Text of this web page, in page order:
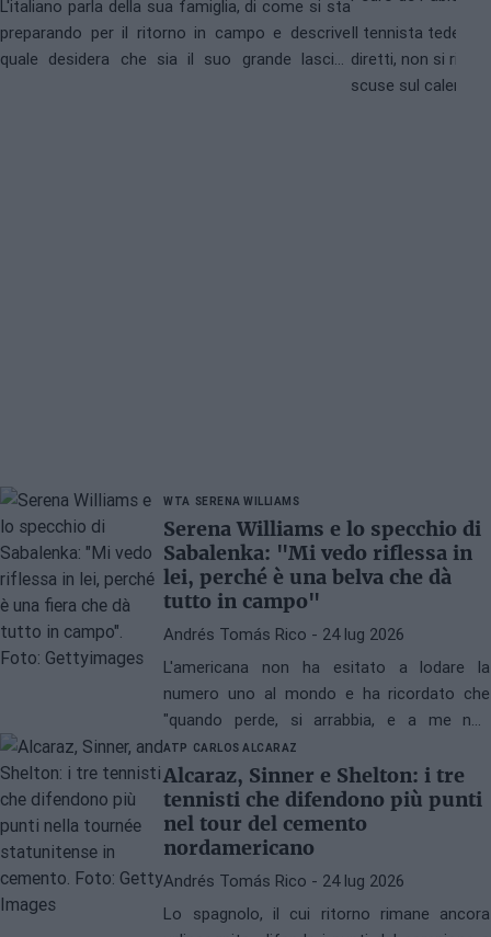
L'italiano parla della sua famiglia, di come si sta
preparando per il ritorno in campo e descrive
quale desidera che sia il suo grande lascito
Il tennista
diretti, non si ritira
scuse sul
WTA SERENA WILLIAMS
Serena Williams e lo specchio di
Sabalenka: "Mi vedo riflessa in
lei, perché è una belva che dà
tutto in campo"
Andrés Tomás Rico - 24 lug 2026
L'americana non ha esitato a lodare la
numero uno al mondo e ha ricordato che
"quando perde, si arrabbia, e a me non
permettevano di esprimere la mia rabbia
quando giocavo, ma mi piace che a lei lo
permettano".
ATP CARLOS ALCARAZ
Alcaraz, Sinner e Shelton: i tre
tennisti che difendono più punti
nel tour del cemento
nordamericano
Andrés Tomás Rico - 24 lug 2026
Lo spagnolo, il cui ritorno rimane ancora